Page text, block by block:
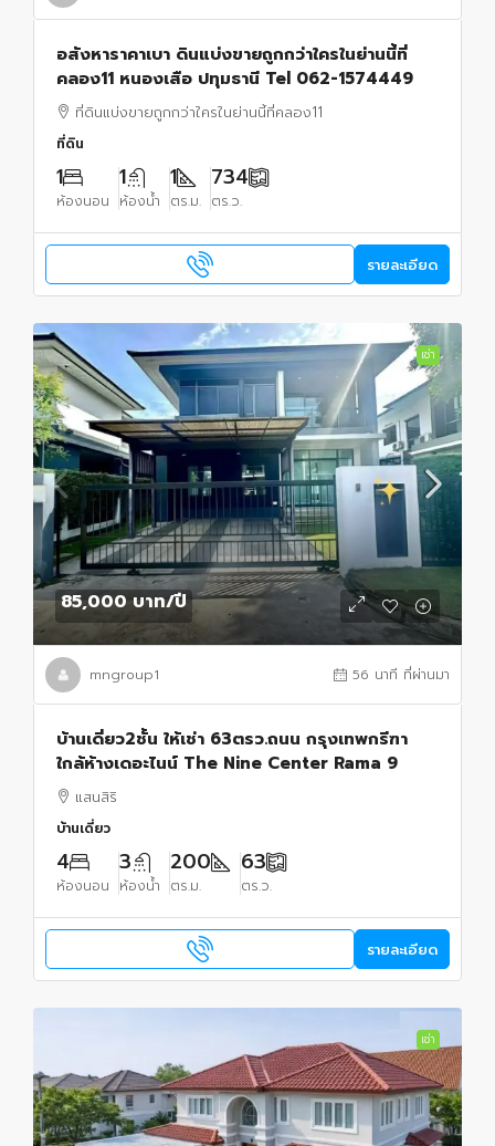
อสังหาราคาเบา ดินแบ่งขายถูกกว่าใครในย่านนี้ที่
คลอง11 หนองเสือ ปทุมธานี Tel 062-1574449
ที่ดินแบ่งขายถูกกว่าใครในย่านนี้ที่คลอง11
ที่ดิน
1
ห้องนอน
1
ห้องน้ำ
1
ตร.ม.
734
ตร.ว.
รายละเอียด
เช่า
85,000 บาท/ปี
mngroup1 56 นาที ที่ผ่านมา
บ้านเดี่ยว2ชั้น ให้เช่า 63ตรว.ถนน กรุงเทพกรีฑา
ใกล้ห้างเดอะไนน์ The Nine Center Rama 9
แสนสิริ
บ้านเดี่ยว
4
ห้องนอน
3
ห้องน้ำ
200
ตร.ม.
63
ตร.ว.
รายละเอียด
เช่า